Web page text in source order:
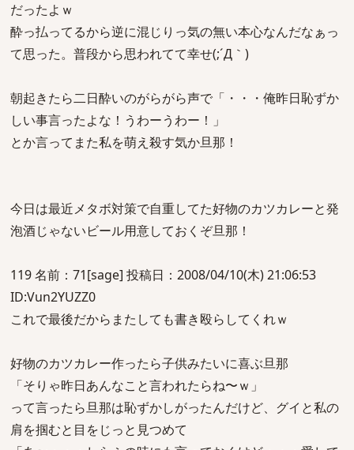
だったよｗ
酔っ払ってるから逆に混じりっ気の無い本心なんだなぁっ
て思った。普段から思われてて幸せ(;´Д｀)
朝起きたら二日酔いのがらがら声で「・・・俺昨日恥ずか
しい事言ったよな！うわーうわー！」
とか言ってまた私を萌え殺す気か旦那！
今日は最近メタボ対策で自重してた好物のカツカレーと発
泡酒じゃないビール用意しておくぞ旦那！
119 名前：71[sage] 投稿日：2008/04/10(木) 21:06:53
ID:Vun2YUZZ0
これで最後だからまたしても書き殴らしてくれｗ
好物のカツカレー作ったら子供みたいに喜ぶ旦那
「そりゃ昨日あんなこと言われたらね〜ｗ」
って言ったら旦那は恥ずかしがったんだけど、グイと私の
肩を掴むと目をじっと見つめて